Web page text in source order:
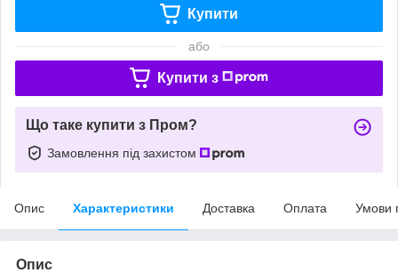
Купити
або
Купити з
Що таке купити з Пром?
Замовлення під захистом
Опис Характеристики Доставка Оплата Умови
Опис